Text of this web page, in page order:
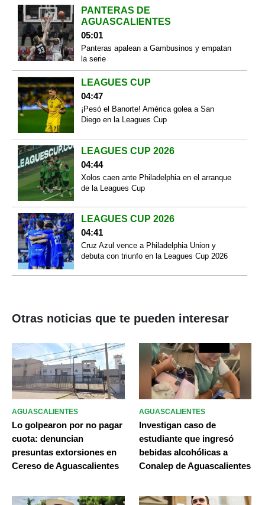
PANTERAS DE
AGUASCALIENTES
05:01
Panteras apalean a Gambusinos y empatan
la serie
LEAGUES CUP
04:47
¡Pesó el Banorte! América golea a San
Diego en la Leagues Cup
LEAGUES CUP 2026
04:44
Xolos caen ante Philadelphia en el arranque
de la Leagues Cup
LEAGUES CUP 2026
04:41
Cruz Azul vence a Philadelphia Union y
debuta con triunfo en la Leagues Cup 2026
Otras noticias que te pueden interesar
AGUASCALIENTES
Lo golpearon por no pagar
cuota: denuncian
presuntas extorsiones en
Cereso de Aguascalientes
AGUASCALIENTES
Investigan caso de
estudiante que ingresó
bebidas alcohólicas a
Conalep de Aguascalientes